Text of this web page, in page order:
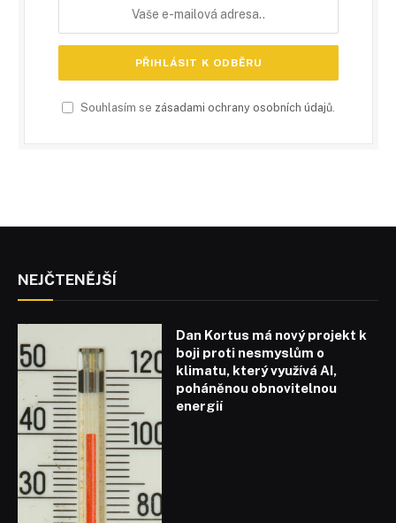
Souhlasím se zásadami ochrany osobních údajů.
NEJČTENĚJŠÍ
Dan Kortus má nový projekt k
boji proti nesmyslům o
klimatu, který využívá AI,
poháněnou obnovitelnou
energií